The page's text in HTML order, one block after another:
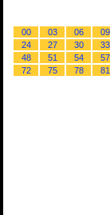
00 03 06 09
24
27 30 33
48
51 54 57
72
75 78 81